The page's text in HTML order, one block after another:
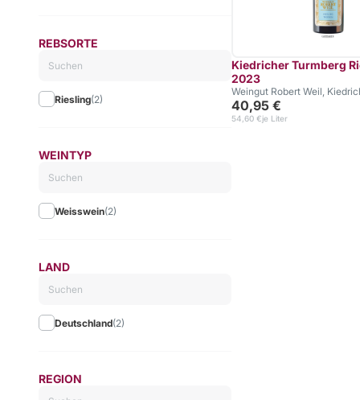
Kiedricher Turmberg
2023
Weingut Robert Weil,
40,95 €
je Liter
54,60 €
REBSORTE
Riesling(2)
WEINTYP
Weisswein(2)
LAND
Deutschland(2)
REGION